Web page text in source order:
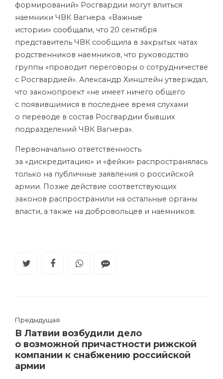
формирований» Росгвардии могут влиться
наемники ЧВК Вагнера. «Важные
истории» сообщали, что 20 сентября
представитель ЧВК сообщила в закрытых чатах
родственников наемников, что руководство
группы «проводит переговоры о сотрудничестве
с Росгвардией». Александр Хинштейн утверждал,
что законопроект «не имеет ничего общего
с появившимися в последнее время слухами
о переводе в состав Росгвардии бывших
подразделений ЧВК Вагнера».
Первоначально ответственность
за «дискредитацию» и «фейки» распространялась
только на публичные заявления о российской
армии. Позже действие соответствующих
законов распространили на остальные органы
власти, а также на добровольцев и наемников.
Предыдущая
В Латвии возбудили дело
о возможной причастности рижской
компании к снабжению российской
армии